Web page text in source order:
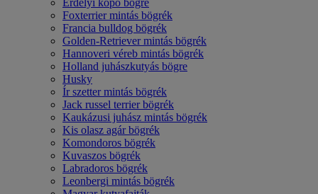
Erdélyi kopó bögre
Foxterrier mintás bögrék
Francia bulldog bögrék
Golden-Retriever mintás bögrék
Hannoveri véreb mintás bögrék
Holland juhászkutyás bögre
Husky
Ír szetter mintás bögrék
Jack russel terrier bögrék
Kaukázusi juhász mintás bögrék
Kis olasz agár bögrék
Komondoros bögrék
Kuvaszos bögrék
Labradoros bögrék
Leonbergi mintás bögrék